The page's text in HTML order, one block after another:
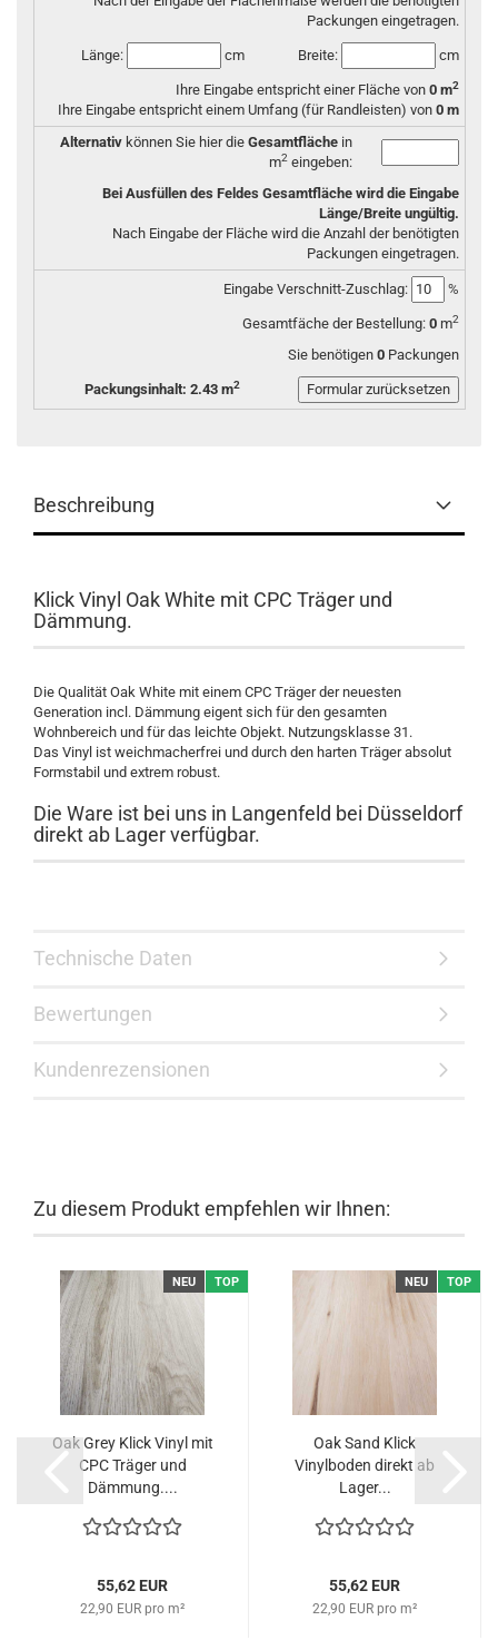
Packungen eingetragen.
Länge: cm Breite: cm
Ihre Eingabe entspricht einer Fläche von 0 m2
Ihre Eingabe entspricht einem Umfang (für Randleisten) von 0 m
Alternativ können Sie hier die Gesamtfläche in
m2 eingeben:
Bei Ausfüllen des Feldes Gesamtfläche wird die Eingabe
Länge/Breite ungültig.
Nach Eingabe der Fläche wird die Anzahl der benötigten
Packungen eingetragen.
Eingabe Verschnitt-Zuschlag: %
Gesamtfäche der Bestellung: 0 m2
Sie benötigen 0 Packungen
Packungsinhalt: 2.43 m2
Beschreibung
Klick Vinyl Oak White mit CPC Träger und
Dämmung.
Die Qualität Oak White mit einem CPC Träger der neuesten
Generation incl. Dämmung eigent sich für den gesamten
Wohnbereich und für das leichte Objekt. Nutzungsklasse 31.
Das Vinyl ist weichmacherfrei und durch den harten Träger absolut
Formstabil und extrem robust.
Die Ware ist bei uns in Langenfeld bei Düsseldorf
direkt ab Lager verfügbar.
Technische Daten
Bewertungen
Kundenrezensionen
Zu diesem Produkt empfehlen wir Ihnen:
NEU TOP
Oak Grey Klick Vinyl mit
CPC Träger und
Dämmung....
55,62 EUR
22,90 EUR pro m²
NEU TOP
Oak Sand Klick
Vinylboden direkt ab
Lager...
55,62 EUR
22,90 EUR pro m²